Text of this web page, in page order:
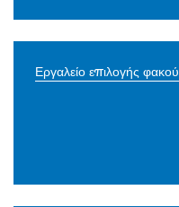
Εργαλείο επιλογής φακού